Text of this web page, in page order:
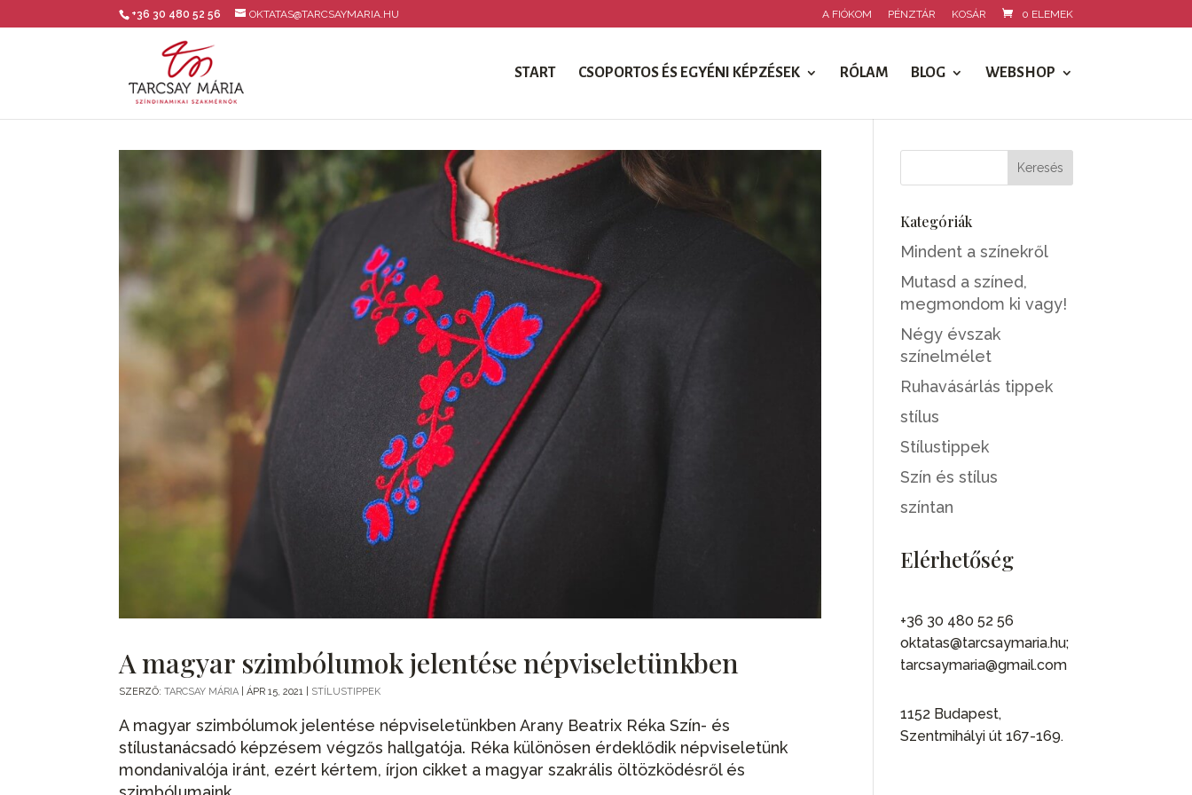
+36 30 480 52 56 OKTATAS@TARCSAYMARIA.HU A FIÓKOM PÉNZTÁR KOSÁR 0 ELEMEK
START CSOPORTOS ÉS EGYÉNI KÉPZÉSEK RÓLAM BLOG WEBSHOP
A magyar szimbólumok jelentése népviseletünkben
SZERZŐ:TARCSAY MÁRIA |ÁPR 15, 2021 STÍLUSTIPPEK
A magyar szimbólumok jelentése népviseletünkben Arany Beatrix Réka Szín- és
stílustanácsadó képzésem végzős hallgatója. Réka különösen érdeklődik népviseletünk
mondanivalója iránt, ezért kértem, írjon cikket a magyar szakrális öltözködésről és
Kategóriák
Mindent a színekről
Mutasd a színed,
megmondom ki vagy!
Négy évszak
színelmélet
Ruhavásárlás tippek
stílus
Stílustippek
Szín és stílus
színtan
Elérhetőség
+36 30 480 52 56
oktatas@tarcsaymaria.hu;
tarcsaymaria@gmail.com
1152 Budapest,
Szentmihályi út 167-169.